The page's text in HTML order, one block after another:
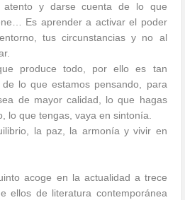
atento y darse cuenta de lo que
Es aprender a activar el poder
tus circunstancias y no al
produce todo, por ello es tan
lo que estamos pensando, para
de mayor calidad, lo que hagas
lo que tengas, vaya en sintonía.
la paz, la armonía y vivir en
acoge en la actualidad a trece
ellos de literatura contemporánea